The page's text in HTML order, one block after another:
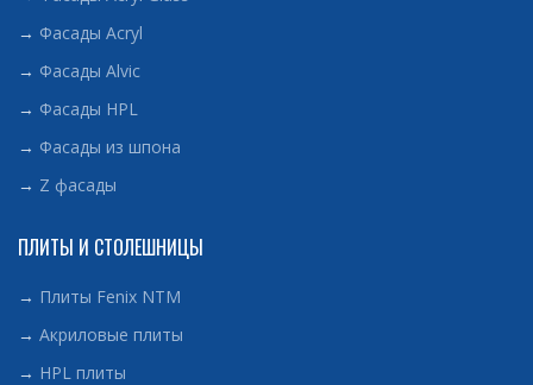
→ Фасады Acryl
→ Фасады Alvic
→ Фасады HPL
→ Фасады из шпона
→ Z фасады
ПЛИТЫ И СТОЛЕШНИЦЫ
→ Плиты Fenix NTM
→ Акриловые плиты
→ HPL плиты